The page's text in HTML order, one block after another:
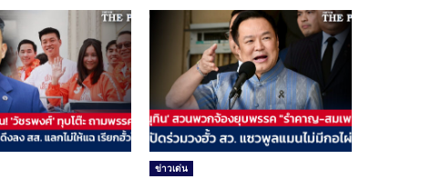
ข่าวเด่น